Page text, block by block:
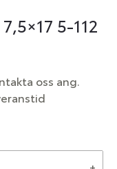
5-112
oss ang.